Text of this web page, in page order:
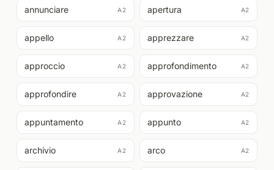
annunciare A2 apertura A2
appello A2 apprezzare A2
approccio A2 approfondimento A2
approfondire A2 approvazione A2
appuntamento A2 appunto A2
archivio A2 arco A2